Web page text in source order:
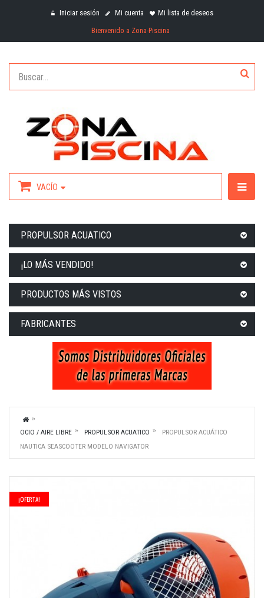
Iniciar sesión Mi cuenta
Mi lista de deseos
Bienvenido a Zona-Piscina
VACÍO
PROPULSOR ACUATICO
¡LO MÁS VENDIDO!
PRODUCTOS MÁS VISTOS
FABRICANTES
OCIO / AIRE LIBRE PROPULSOR ACUATICO
PROPULSOR ACUÁTICO
NAUTICA SEASCOOTER MODELO NAVIGATOR
¡OFERTA!